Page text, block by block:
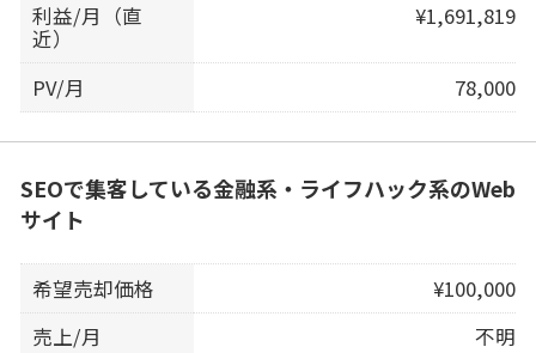
利益/月（直
近）
¥1,691,819
PV/月 78,000
SEOで集客している金融系・ライフハック系のWeb
サイト
希望売却価格
¥100,000
売上/月
不明